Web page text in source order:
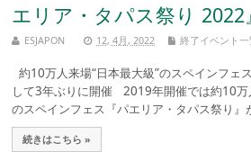
エリア・タパス祭り 2022
ESJAPON 12, 4月, 2022 終了イベント一
約10万人来場“日本最大級”のスペインフェ
して3年ぶりに開催 2019年開催では約10万
のスペインフェス『パエリア・タパス祭り
続きはこちら »